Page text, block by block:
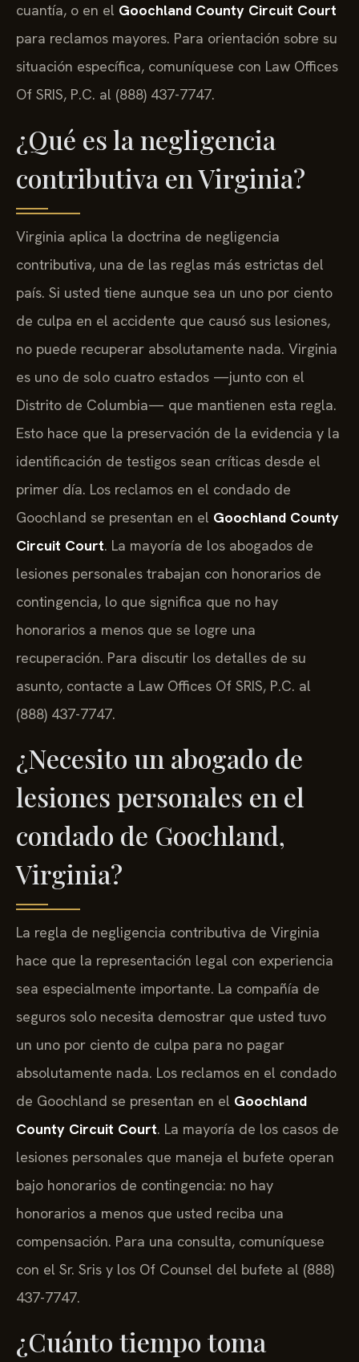
cuantía, o en el Goochland County Circuit Court
para reclamos mayores. Para orientación sobre su
situación específica, comuníquese con Law Offices
Of SRIS, P.C. al (888) 437-7747.
¿Qué es la negligencia
contributiva en Virginia?
Virginia aplica la doctrina de negligencia
contributiva, una de las reglas más estrictas del
país. Si usted tiene aunque sea un uno por ciento
de culpa en el accidente que causó sus lesiones,
no puede recuperar absolutamente nada. Virginia
es uno de solo cuatro estados —junto con el
Distrito de Columbia— que mantienen esta regla.
Esto hace que la preservación de la evidencia y la
identificación de testigos sean críticas desde el
primer día. Los reclamos en el condado de
Goochland se presentan en el Goochland County
Circuit Court. La mayoría de los abogados de
lesiones personales trabajan con honorarios de
contingencia, lo que significa que no hay
honorarios a menos que se logre una
recuperación. Para discutir los detalles de su
asunto, contacte a Law Offices Of SRIS, P.C. al
(888) 437-7747.
¿Necesito un abogado de
lesiones personales en el
condado de Goochland,
Virginia?
La regla de negligencia contributiva de Virginia
hace que la representación legal con experiencia
sea especialmente importante. La compañía de
seguros solo necesita demostrar que usted tuvo
un uno por ciento de culpa para no pagar
absolutamente nada. Los reclamos en el condado
de Goochland se presentan en el Goochland
County Circuit Court. La mayoría de los casos de
lesiones personales que maneja el bufete operan
bajo honorarios de contingencia: no hay
honorarios a menos que usted reciba una
compensación. Para una consulta, comuníquese
con el Sr. Sris y los Of Counsel del bufete al (888)
437-7747.
¿Cuánto tiempo toma